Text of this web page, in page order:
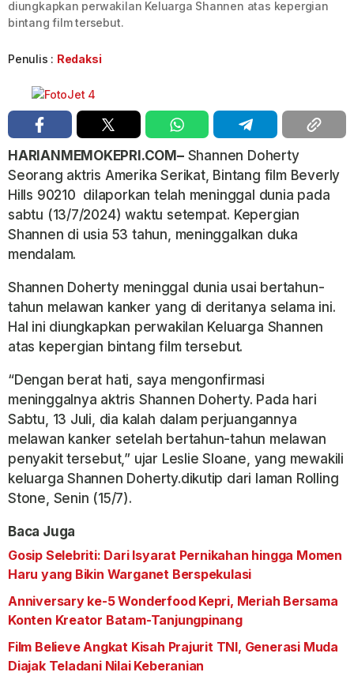
diungkapkan perwakilan Keluarga Shannen atas kepergian
bintang film tersebut.
Penulis : Redaksi
HARIANMEMOKEPRI.COM–Shannen Doherty
Seorang aktris Amerika Serikat, Bintang film Beverly
Hills 90210 dilaporkan telah meninggal dunia pada
sabtu (13/7/2024) waktu setempat. Kepergian
Shannen di usia 53 tahun, meninggalkan duka
mendalam.
Shannen Doherty meninggal dunia usai bertahun-
tahun melawan kanker yang di deritanya selama ini.
Hal ini diungkapkan perwakilan Keluarga Shannen
atas kepergian bintang film tersebut.
“Dengan berat hati, saya mengonfirmasi
meninggalnya aktris Shannen Doherty. Pada hari
Sabtu, 13 Juli, dia kalah dalam perjuangannya
melawan kanker setelah bertahun-tahun melawan
penyakit tersebut,” ujar Leslie Sloane, yang mewakili
keluarga Shannen Doherty.dikutip dari laman Rolling
Stone, Senin (15/7).
Baca Juga
Gosip Selebriti: Dari Isyarat Pernikahan hingga Momen
Haru yang Bikin Warganet Berspekulasi
Anniversary ke-5 Wonderfood Kepri, Meriah Bersama
Konten Kreator Batam-Tanjungpinang
Film Believe Angkat Kisah Prajurit TNI, Generasi Muda
Diajak Teladani Nilai Keberanian